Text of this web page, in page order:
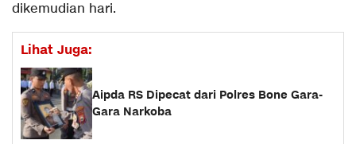
dikemudian hari.
Lihat Juga:
Aipda RS Dipecat dari Polres Bone Gara-
Gara Narkoba